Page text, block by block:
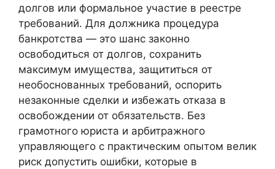
долгов или формальное участие в реестре
требований. Для должника процедура
банкротства — это шанс законно
освободиться от долгов, сохранить
максимум имущества, защититься от
необоснованных требований, оспорить
незаконные сделки и избежать отказа в
освобождении от обязательств. Без
грамотного юриста и арбитражного
управляющего с практическим опытом велик
риск допустить ошибки, которые в